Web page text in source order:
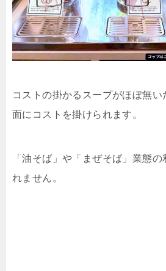
コストの掛かるスープがほぼ無
面にコストを掛けられます。
「油そば」や「まぜそば」業態
れません。